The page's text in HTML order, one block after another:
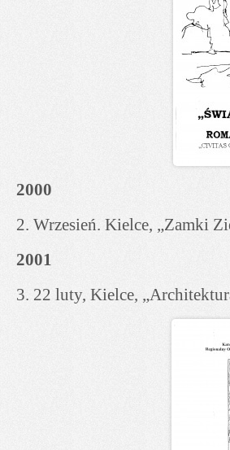
2000
2. Wrzesień. Kielce, „Zamki
2001
3. 22 luty, Kielce,